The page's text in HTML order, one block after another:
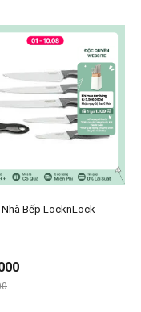
không gỉ - Màu đen -
bếp bằng thép không
Bộ Dao Nhà Bếp
Nhà Bếp LocknLock -
xuống từ
đến